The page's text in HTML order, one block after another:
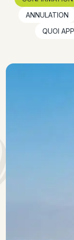
ANNULATION
QUOI